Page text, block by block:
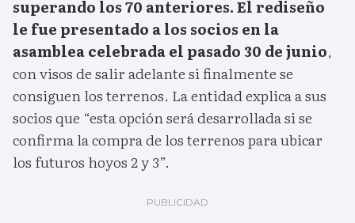
superando los 70 anteriores. El rediseño
le fue presentado a los socios en la
asamblea celebrada el pasado 30 de junio,
con visos de salir adelante si finalmente se
consiguen los terrenos. La entidad explica a sus
socios que “esta opción será desarrollada si se
confirma la compra de los terrenos para ubicar
los futuros hoyos 2 y 3”.